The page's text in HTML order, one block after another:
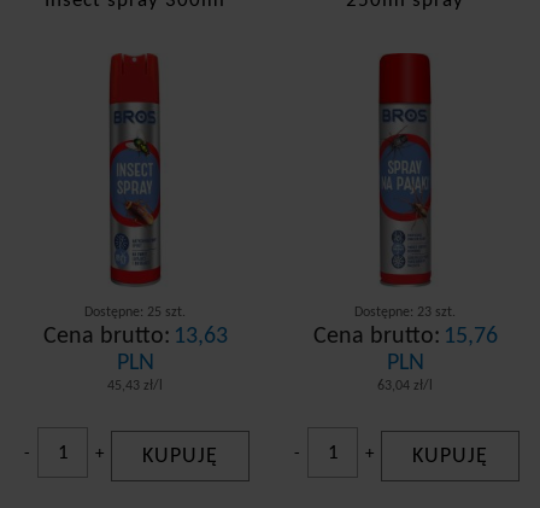
Dostępne: 25 szt.
Cena brutto: 13,63
PLN
45,43 zł/l
- + KUPUJĘ
Dostępne: 23 szt.
Cena brutto: 15,76
PLN
63,04 zł/l
- + KUPUJĘ